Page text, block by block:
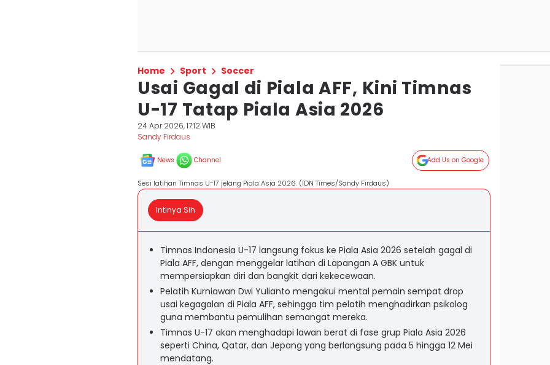
Home Sport Soccer
Usai Gagal di Piala AFF, Kini Timnas
U-17 Tatap Piala Asia 2026
24 Apr 2026, 17:12 WIB
Sandy Firdaus
News Channel Add Us on Google
Sesi latihan Timnas U-17 jelang Piala Asia 2026. (IDN Times/Sandy Firdaus)
Intinya Sih
Timnas Indonesia U-17 langsung fokus ke Piala Asia 2026 setelah gagal di
Piala AFF, dengan menggelar latihan di Lapangan A GBK untuk
mempersiapkan diri dan bangkit dari kekecewaan.
Pelatih Kurniawan Dwi Yulianto mengakui mental pemain sempat drop
usai kegagalan di Piala AFF, sehingga tim pelatih menghadirkan psikolog
guna membantu pemulihan semangat mereka.
Timnas U-17 akan menghadapi lawan berat di fase grup Piala Asia 2026
seperti China, Qatar, dan Jepang yang berlangsung pada 5 hingga 12 Mei
mendatang.